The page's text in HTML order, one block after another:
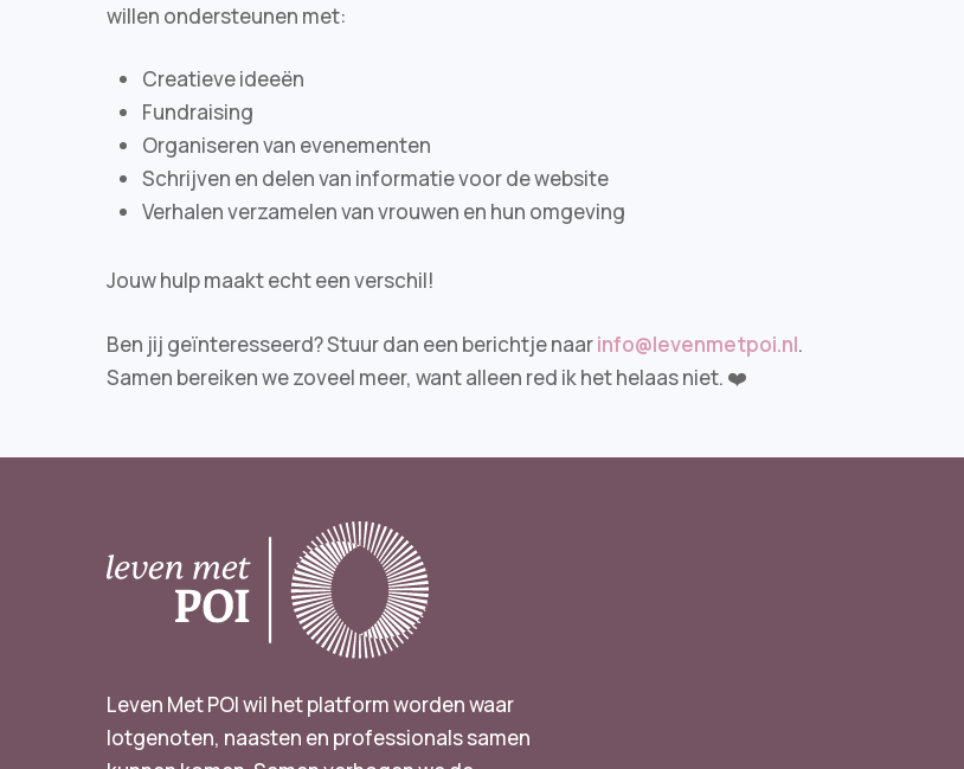
willen ondersteunen met:
Creatieve ideeën
Fundraising
Organiseren van evenementen
Schrijven en delen van informatie voor de website
Verhalen verzamelen van vrouwen en hun omgeving
Jouw hulp maakt echt een verschil!
Ben jij geïnteresseerd? Stuur dan een berichtje naarinfo@levenmetpoi.nl.
Samen bereiken we zoveel meer, want alleen red ik het helaas niet. ❤️
Leven Met POI wil het platform worden waar
lotgenoten, naasten en professionals samen